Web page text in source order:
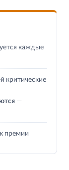
каждые
критические
—
премии